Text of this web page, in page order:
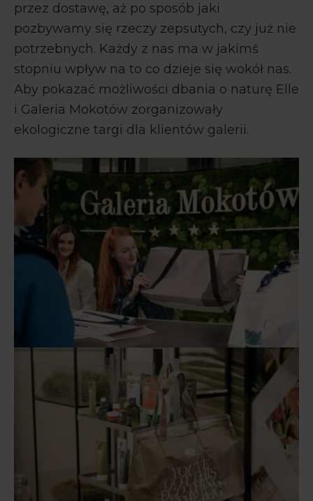
przez dostawę, aż po sposób jaki
pozbywamy się rzeczy zepsutych, czy już nie
potrzebnych. Każdy z nas ma w jakimś
stopniu wpływ na to co dzieje się wokół nas.
Aby pokazać możliwości dbania o naturę Elle
i Galeria Mokotów zorganizowały
ekologiczne targi dla klientów galerii.